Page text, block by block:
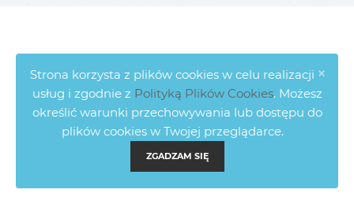
×
Strona korzysta z plików cookies w celu realizacji
usług i zgodnie z Polityką Plików Cookies. Możesz
określić warunki przechowywania lub dostępu do
plików cookies w Twojej przeglądarce.
ZGADZAM SIĘ